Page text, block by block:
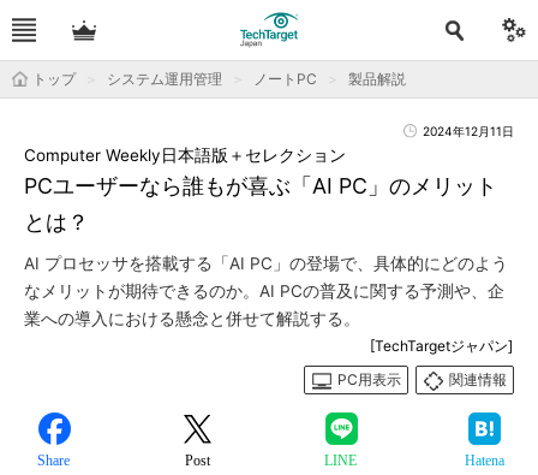
トップ システム運用管理 ノートPC 製品解説
2024年12月11日
PCユーザーなら誰もが喜ぶ「AI PC」のメリット
とは？
Computer Weekly日本語版＋セレクション
AI プロセッサを搭載する「AI PC」の登場で、具体的にどのよう
なメリットが期待できるのか。AI PCの普及に関する予測や、企
業への導入における懸念と併せて解説する。
[TechTargetジャパン]
PC用表示
関連情報
Share Post LINE Hatena